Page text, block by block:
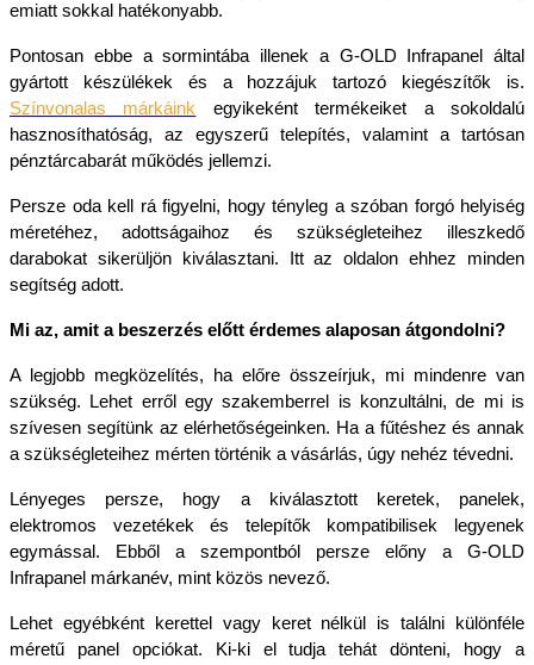
emiatt sokkal hatékonyabb.
Pontosan ebbe a sormintába illenek a G-OLD Infrapanel által
Színvonalas márkáink egyikeként termékeiket a sokoldalú
hasznosíthatóság, az egyszerű telepítés, valamint a tartósan
pénztárcabarát működés jellemzi.
Persze oda kell rá figyelni, hogy tényleg a szóban forgó helyiség
méretéhez, adottságaihoz és szükségleteihez illeszkedő
darabokat sikerüljön kiválasztani. Itt az oldalon ehhez minden
segítség adott.
Mi az, amit a beszerzés előtt érdemes alaposan átgondolni?
A legjobb megközelítés, ha előre összeírjuk, mi mindenre van
szükség. Lehet erről egy szakemberrel is konzultálni, de mi is
szívesen segítünk az elérhetőségeinken. Ha a fűtéshez és annak
a szükségleteihez mérten történik a vásárlás, úgy nehéz tévedni.
Lényeges persze, hogy a kiválasztott keretek, panelek,
elektromos vezetékek és telepítők kompatibilisek legyenek
egymással. Ebből a szempontból persze előny a G-OLD
Infrapanel márkanév, mint közös nevező.
Lehet egyébként kerettel vagy keret nélkül is találni különféle
méretű panel opciókat. Ki-ki el tudja tehát dönteni, hogy a